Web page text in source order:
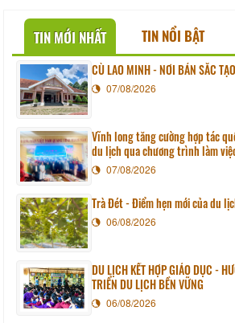
TIN MỚI NHẤT TIN NỔI BẬT
CÙ LAO MINH - NƠI BẢN SẮC
07/08/2026
Vĩnh long tăng cường hợp tác
du lịch qua chương trình làm
Sunchang (Hàn quốc)
07/08/2026
Trà Đét - Điểm hẹn mới của du
06/08/2026
DU LỊCH KẾT HỢP GIÁO DỤC -
TRIỂN DU LỊCH BỀN VỮNG
06/08/2026